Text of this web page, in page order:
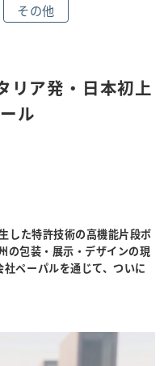
その他
リア発・日本初上
ル
した特許技術の高機能片段ボ
の包装・展示・デザインの現
ペーパルを通じて、ついに